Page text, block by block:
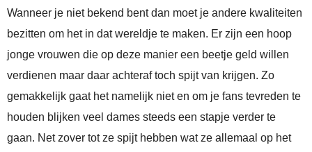
Wanneer je niet bekend bent dan moet je andere kwaliteiten
bezitten om het in dat wereldje te maken. Er zijn een hoop
jonge vrouwen die op deze manier een beetje geld willen
verdienen maar daar achteraf toch spijt van krijgen. Zo
gemakkelijk gaat het namelijk niet en om je fans tevreden te
houden blijken veel dames steeds een stapje verder te
gaan. Net zover tot ze spijt hebben wat ze allemaal op het